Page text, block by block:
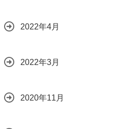
2022年4月
2022年3月
2020年11月